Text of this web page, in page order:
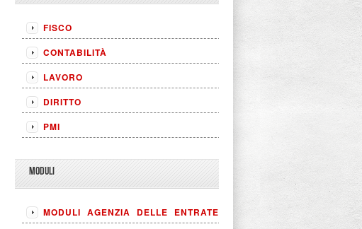
FISCO
CONTABILITÀ
LAVORO
DIRITTO
PMI
MODULI
MODULI AGENZIA DELLE ENTRATE